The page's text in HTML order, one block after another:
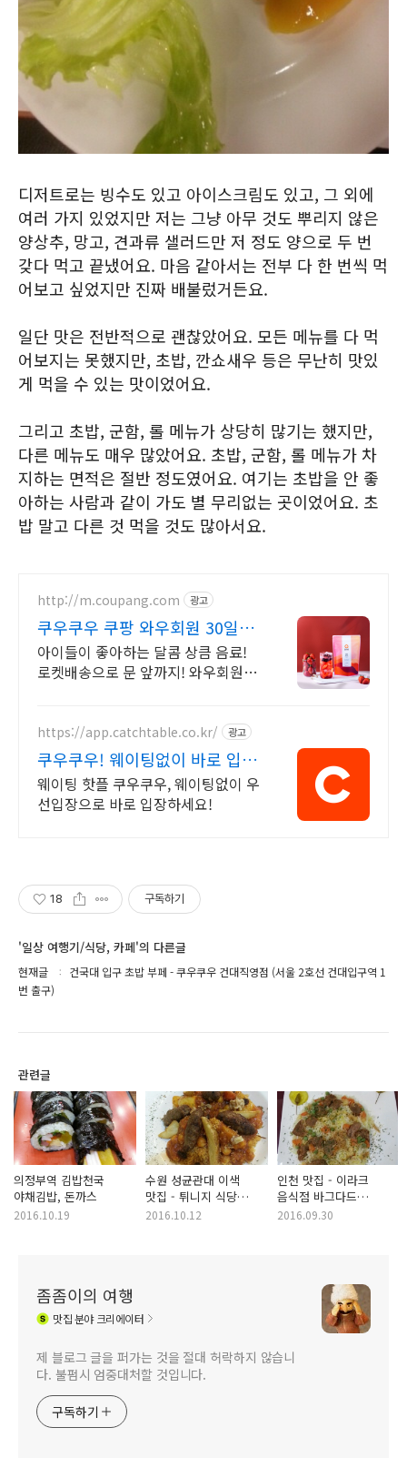
디저트로는 빙수도 있고 아이스크림도 있고, 그 외에
여러 가지 있었지만 저는 그냥 아무 것도 뿌리지 않은
양상추, 망고, 견과류 샐러드만 저 정도 양으로 두 번
갖다 먹고 끝냈어요. 마음 같아서는 전부 다 한 번씩 먹
어보고 싶었지만 진짜 배불렀거든요.
일단 맛은 전반적으로 괜찮았어요. 모든 메뉴를 다 먹
어보지는 못했지만, 초밥, 깐쇼새우 등은 무난히 맛있
게 먹을 수 있는 맛이었어요.
그리고 초밥, 군함, 롤 메뉴가 상당히 많기는 했지만,
다른 메뉴도 매우 많았어요. 초밥, 군함, 롤 메뉴가 차
지하는 면적은 절반 정도였어요. 여기는 초밥을 안 좋
아하는 사람과 같이 가도 별 무리없는 곳이었어요. 초
밥 말고 다른 것 먹을 것도 많아서요.
http://m.coupang.com 광고
쿠우쿠우 쿠팡 와우회원 30일
반품
아이들이 좋아하는 달콤 상큼 음료!
로켓배송으로 문 앞까지! 와우회원 무
https://app.catchtable.co.kr/ 광고
쿠우쿠우! 웨이팅없이 바로 입
장!
웨이팅 핫플 쿠우쿠우, 웨이팅없이 우
선입장으로 바로 입장하세요!
18 구독하기
'일상 여행기/식당, 카페'의 다른글
현재글
건국대 입구 초밥 부페 - 쿠우쿠우 건대직영점 (서울 2호선 건대입구역 1
번 출구)
관련글
의정부역 김밥천국
야채김밥, 돈까스
2016.10.19
수원 성균관대 이색
맛집 - 튀니지 식당
벨라튀니지 (쿠스쿠스,
2016.10.12
인천 맛집 - 이라크
음식점 바그다드
레스토랑 (인천 지하철
2016.09.30
좀좀이의 여행
맛집분야 크리에이터
제 블로그 글을 퍼가는 것을 절대 허락하지 않습니
다. 불펌시 엄중대처할 것입니다.
구독하기